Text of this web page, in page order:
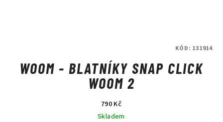
WOOM - BLATNÍKY SNAP CLICK
WOOM 2
790 Kč
Skladem
KÓD: 131914